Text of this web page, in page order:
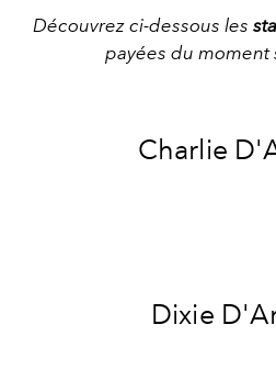
Découvrez ci-dessous les
payées du moment
Charlie
Dixie